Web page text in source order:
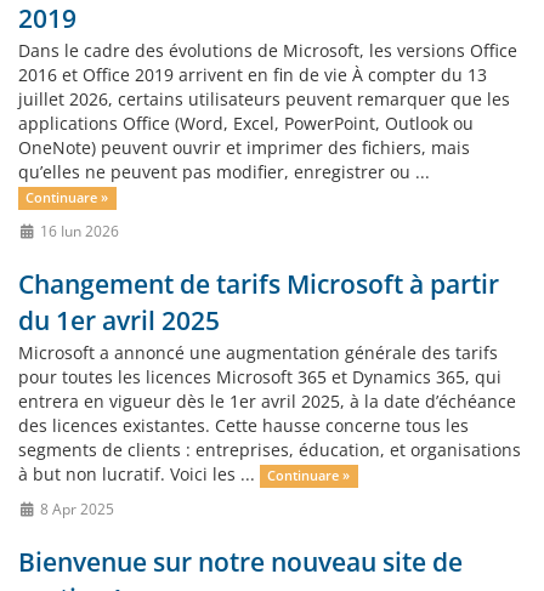
2019
Dans le cadre des évolutions de Microsoft, les versions Office
2016 et Office 2019 arrivent en fin de vie À compter du 13
juillet 2026, certains utilisateurs peuvent remarquer que les
applications Office (Word, Excel, PowerPoint, Outlook ou
OneNote) peuvent ouvrir et imprimer des fichiers, mais
qu’elles ne peuvent pas modifier, enregistrer ou ...
Continuare »
16 Iun 2026
Changement de tarifs Microsoft à partir
du 1er avril 2025
Microsoft a annoncé une augmentation générale des tarifs
pour toutes les licences Microsoft 365 et Dynamics 365, qui
entrera en vigueur dès le 1er avril 2025, à la date d’échéance
des licences existantes. Cette hausse concerne tous les
segments de clients : entreprises, éducation, et organisations
à but non lucratif. Voici les ...
Continuare »
8 Apr 2025
Bienvenue sur notre nouveau site de